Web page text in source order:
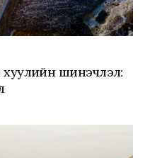
шинэчлэл: